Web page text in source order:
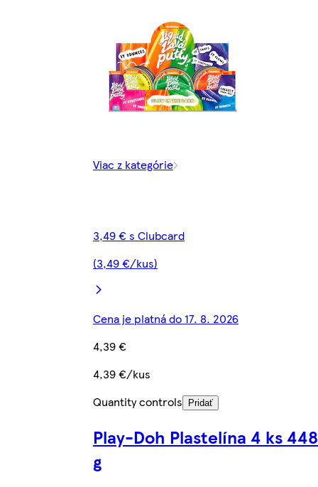
Viac z kategórie
3,49 € s Clubcard
(3,49 €/kus)
Cena je platná do 17. 8. 2026
4,39 €
4,39 €/kus
Quantity controls
Pridať
Play-Doh Plastelína 4 ks 448
g